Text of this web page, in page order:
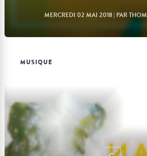
MERCREDI 02 MAI 2018| PAR
Lire l'article
MUSIQUE